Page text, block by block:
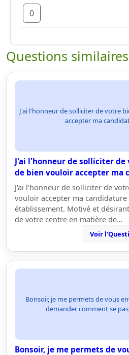
0
Questions similaires
J'ai l'honneur de solliciter de votre
accepter ma
J'ai l'honneur de solliciter
de bien vouloir accepter ma
J'ai l'honneur de solliciter de
vouloir accepter ma
établissement. Motivé et
de votre centre en matière de…
Voir
Bonsoir, je me permets de vous
demander comment se
Bonsoir, je me permets de